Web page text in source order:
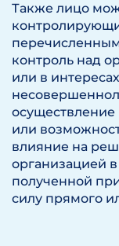
Также лицо
контроль над
или в
осуществление
или
влияние на
организацией
полученной
силу прямого